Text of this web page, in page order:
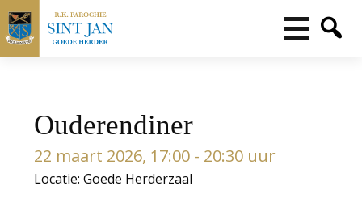
Ouderendiner
22 maart 2026, 17:00 - 20:30 uur
Locatie: Goede Herderzaal